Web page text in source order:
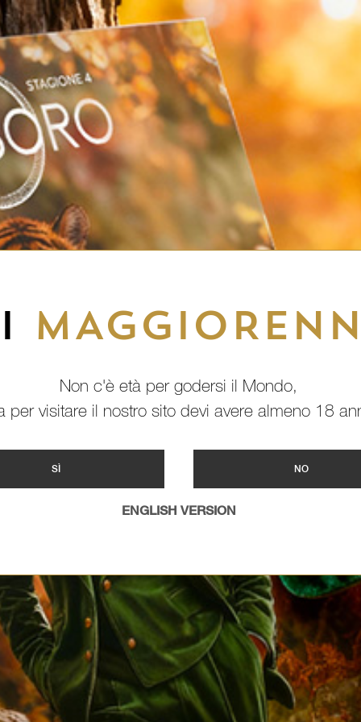
Non c'è età per godersi il Mondo,
per visitare il nostro sito devi avere almeno 18
SÌ NO
ENGLISH VERSION